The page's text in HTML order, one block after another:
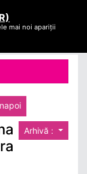
mai noi apariții
Arhivă :